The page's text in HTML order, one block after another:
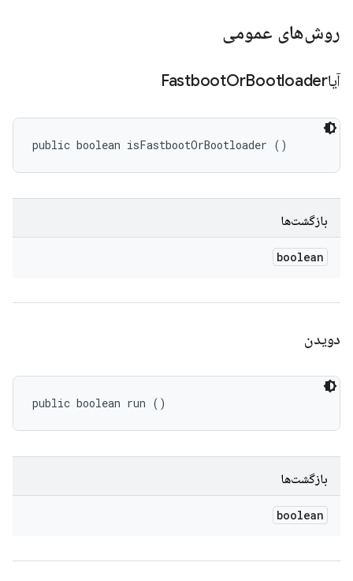
روش‌های عمومی
آیاFastboot OrBootloader
public boolean isFastbootOrBootloader ()
بازگشت‌ها
boolean
دویدن
public boolean run ()
بازگشت‌ها
boolean